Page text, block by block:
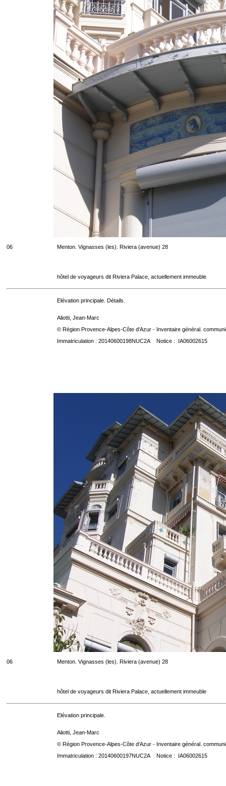
06 Menton. Vignasses (les). Riviera (avenue) 28
hôtel de voyageurs dit Riviera Palace, actuellement immeuble
Elévation principale. Détails.
Aliotti, Jean-Marc
© Région Provence-Alpes-Côte d'Azur - Inventaire général.
Immatriculation : 20140600198NUC2A Notice : IA06002615
06 Menton. Vignasses (les). Riviera (avenue) 28
hôtel de voyageurs dit Riviera Palace, actuellement immeuble
Elévation principale.
Aliotti, Jean-Marc
© Région Provence-Alpes-Côte d'Azur - Inventaire général.
Immatriculation : 20140600197NUC2A Notice : IA06002615